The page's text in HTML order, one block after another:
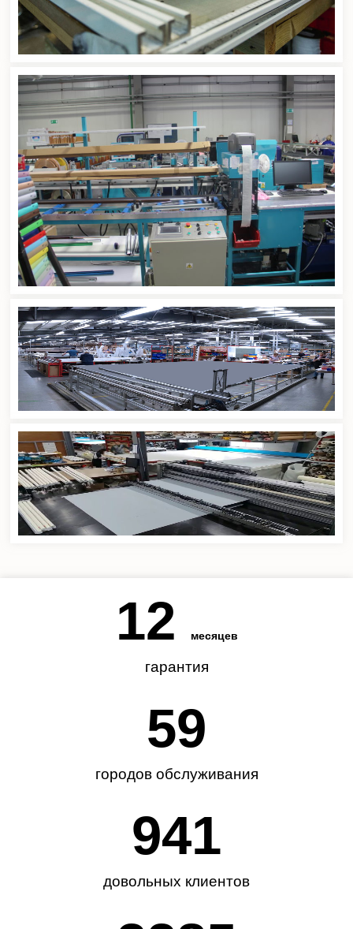
гарантия
12 месяцев
городов обслуживания
62
довольных клиентов
985